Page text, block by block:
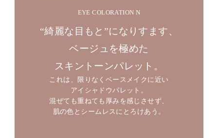
EYE COLORATION N
“綺麗な目もと”になりすます、
ベージュを極めた
スキントーンパレット。
これは、限りなくベースメイクに近い
アイシャドウパレット。
混ぜても重ねても厚みを感じさせず、
肌の色とシームレスにとろけあう。